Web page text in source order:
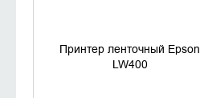
Принтер ленточный Epson
LW400